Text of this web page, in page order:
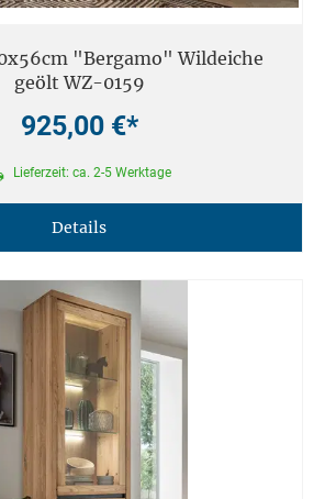
"Bergamo" Wildeiche
geölt WZ-0159
925,00 €*
Lieferzeit: ca. 2-5 Werktage
Details